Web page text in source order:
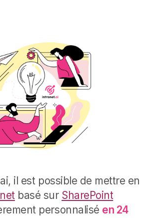
il est possible de mettre en
basé sur SharePoint
personnalisé en 24